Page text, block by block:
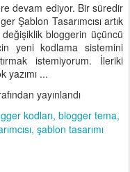
devam ediyor. Bir süredir
Şablon Tasarımcısı artık
bloggerin üçüncü
yeni kodlama sistemini
istemiyorum. İleriki
yazımı ...
yayınlandı
kodları blogger tema
şablon tasarımı